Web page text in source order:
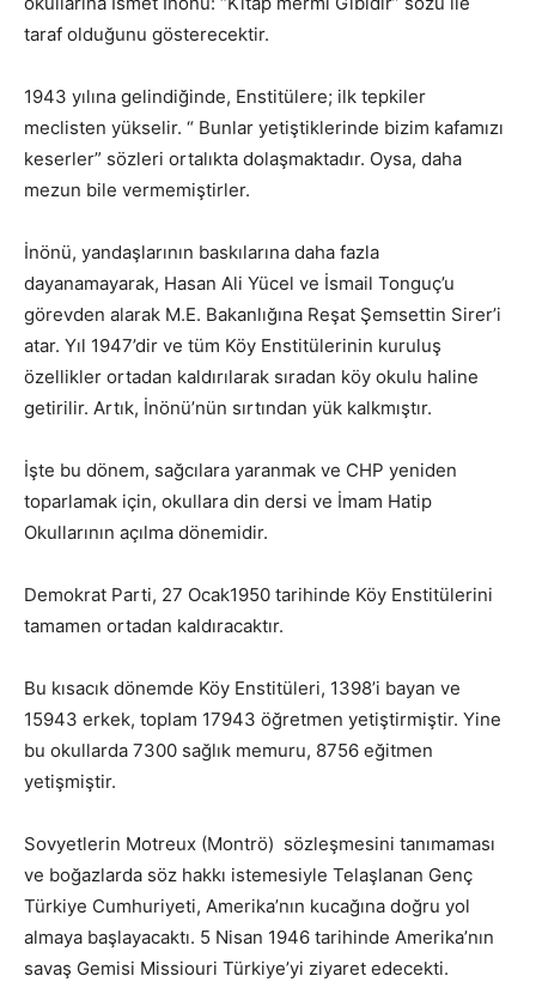
taraf olduğunu gösterecektir.
1943 yılına gelindiğinde, Enstitülere; ilk tepkiler
meclisten yükselir. “ Bunlar yetiştiklerinde bizim kafamızı
keserler” sözleri ortalıkta dolaşmaktadır. Oysa, daha
mezun bile vermemiştirler.
İnönü, yandaşlarının baskılarına daha fazla
dayanamayarak, Hasan Ali Yücel ve İsmail Tonguç’u
görevden alarak M.E. Bakanlığına Reşat Şemsettin Sirer’i
atar. Yıl 1947’dir ve tüm Köy Enstitülerinin kuruluş
özellikler ortadan kaldırılarak sıradan köy okulu haline
getirilir. Artık, İnönü’nün sırtından yük kalkmıştır.
İşte bu dönem, sağcılara yaranmak ve CHP yeniden
toparlamak için, okullara din dersi ve İmam Hatip
Okullarının açılma dönemidir.
Demokrat Parti, 27 Ocak1950 tarihinde Köy Enstitülerini
tamamen ortadan kaldıracaktır.
Bu kısacık dönemde Köy Enstitüleri, 1398’i bayan ve
15943 erkek, toplam 17943 öğretmen yetiştirmiştir. Yine
bu okullarda 7300 sağlık memuru, 8756 eğitmen
yetişmiştir.
Sovyetlerin Motreux (Montrö) sözleşmesini tanımaması
ve boğazlarda söz hakkı istemesiyle Telaşlanan Genç
Türkiye Cumhuriyeti, Amerika’nın kucağına doğru yol
almaya başlayacaktı. 5 Nisan 1946 tarihinde Amerika’nın
savaş Gemisi Missiouri Türkiye’yi ziyaret edecekti.